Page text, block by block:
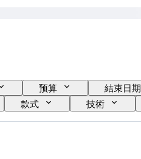
预算 結束日期
款式 技術
望遠鏡類型 攝像機類型